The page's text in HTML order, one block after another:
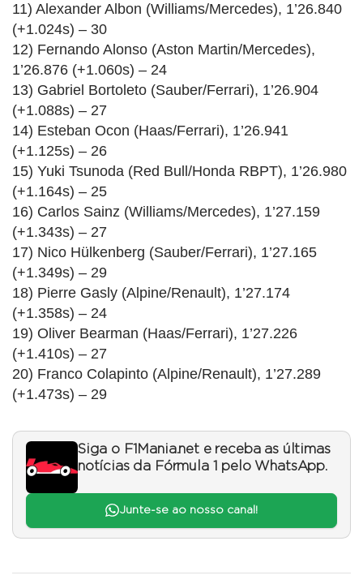
11) Alexander Albon (Williams/Mercedes), 1’26.840
(+1.024s) – 30
12) Fernando Alonso (Aston Martin/Mercedes),
1’26.876 (+1.060s) – 24
13) Gabriel Bortoleto (Sauber/Ferrari), 1’26.904
(+1.088s) – 27
14) Esteban Ocon (Haas/Ferrari), 1’26.941
(+1.125s) – 26
15) Yuki Tsunoda (Red Bull/Honda RBPT), 1’26.980
(+1.164s) – 25
16) Carlos Sainz (Williams/Mercedes), 1’27.159
(+1.343s) – 27
17) Nico Hülkenberg (Sauber/Ferrari), 1’27.165
(+1.349s) – 29
18) Pierre Gasly (Alpine/Renault), 1’27.174
(+1.358s) – 24
19) Oliver Bearman (Haas/Ferrari), 1’27.226
(+1.410s) – 27
20) Franco Colapinto (Alpine/Renault), 1’27.289
(+1.473s) – 29
Siga o F1Mania.net e receba as últimas
notícias da Fórmula 1 pelo WhatsApp.
Junte-se ao nosso canal!